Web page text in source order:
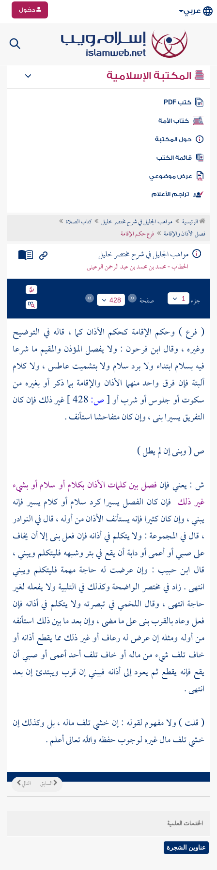
عربي دخول
المكتبة الإسلامية
كتب PDF
كتاب الأمة
المكتبة
الكتب
موضوعي
تراجم الأعلام
الرئيسية مواهب الجليل في شرح مختصر خليل
كتاب الصلاة
فصل الأذان والإقامة
فرع حكم الإقامة
مواهب الجليل في شرح مختصر خليل
الحطاب - محمد بن محمد بن عبد الرحمن الرعينى
جزء 1 صفحة 428
( فرع ) وحكم الإقامة كحكم الأذان كما ، قاله في التوضيح
وغيره ، وقال ابن فرحون : ولا يفصل المؤذن والمقيم ما شرعا
فيه بسلام ابتداء ولا برد سلام ولا بتشميت عاطس ، ولا كلام
ألبتة فإن فرق واحد منهما الأذان والإقامة بما ذكر أو بغيره من
سكوت أو جلوس أو شرب أو[ص:
غير ذلك فإن كان
التفريق يسيرا بنى ، وإن كان متفاحشا استأنف .
ص ( وبنى إن لم يطل )
ش : يعني فإنفصل بين كلمات الأذان بكلام أو سلام أو بشيء
غير ذلك فإن كان الفصل يسيرا كرد سلام أو كلام يسير فإنه
يبني ، وإن كان كثيرا فإنه يستأنف الأذان من أوله ، قال في النوادر
، قال في المجموعة : ولا يتكلم في أذانه فإن فعل بنى إلا أن يخاف
على صبي أو أعمى أو دابة أن يقع في بئر وشبهه فليتكلم ويبني ،
قال ابن حبيب : وإن عرضت له حاجة مهمة فليتكلم ويبني
انتهى . زاد في مختصر الواضحة وكذلك في التلبية ولا يفعله لغير
حاجة انتهى ، وقال اللخميفي تبصرته ولا يتكلم في أذانه فإن
فعل وعاد بالقرب بنى على ما مضى ، وإن بعد ما بين ذلك استأنفه
من أوله ومثله إن عرض له رعاف أو غير ذلك مما يقطع أذانه أو
خاف تلف شيء من ماله أو خاف تلف أحد أعمى أو صبي أن
يقع فإنه يقطع ثم يعود إلى أذانه فيبني إن قرب ويبتدئ إن بعد
انتهى .
(قلت) ولا مفهوم لقوله : إن خشي تلف ماله ، بل وكذلك إن
خشي تلف مال غيره لوجوب حفظه والله تعالى أعلم .
التالي السابق
الخدمات العلمية
عناوين الشجرة